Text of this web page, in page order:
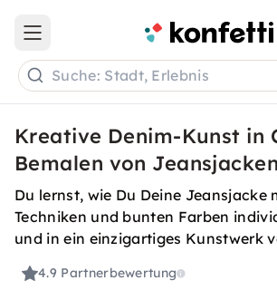
Open main menu
Suche: Stadt, Erlebnis
Kreative Denim-Kunst in
Bemalen von Jeansjacken
Du lernst, wie Du Deine Jeansjacke
Techniken und bunten Farben
und in ein einzigartiges Kunstwerk
4.9 Partnerbewertung